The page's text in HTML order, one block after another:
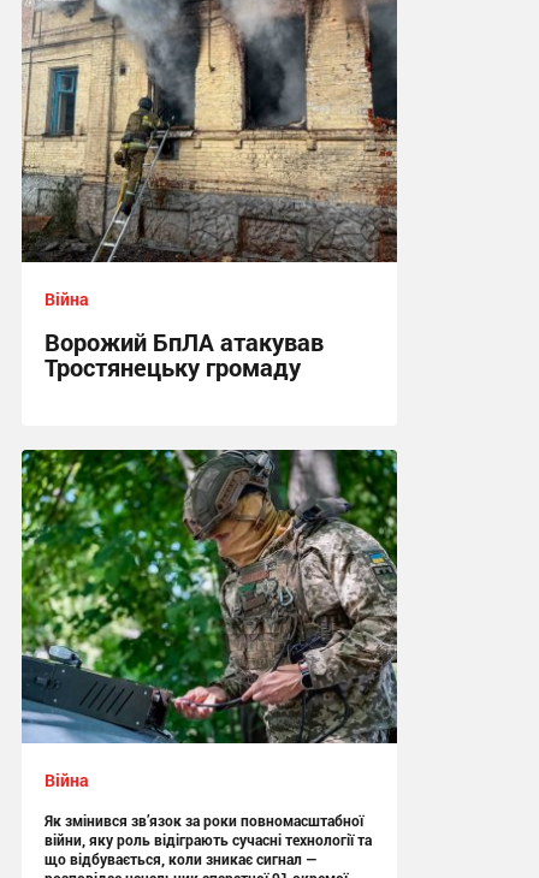
Війна
Ворожий БпЛА атакував
Тростянецьку громаду
11:26 вчора
Війна
Як змінився зв’язок за роки повномасштабної
війни, яку роль відіграють сучасні технології та
що відбувається, коли зникає сигнал —